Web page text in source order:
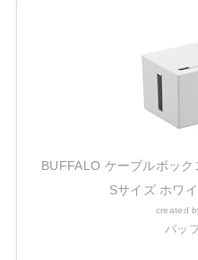
BUFFALO ケーブルボッ
Sサイズ ホワ
created
バッ